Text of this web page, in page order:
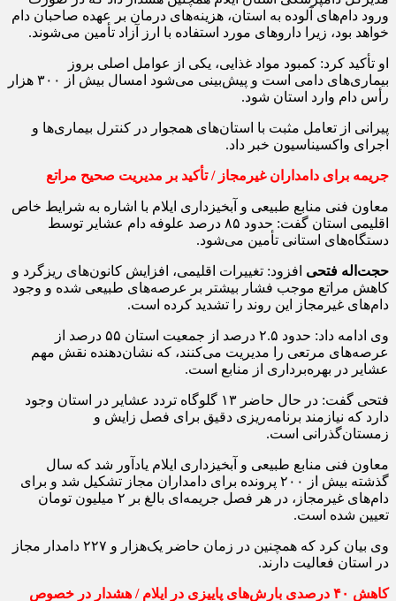
ورود دام‌های آلوده به استان، هزینه‌های درمان بر عهده صاحبان دام
خواهد بود، زیرا داروهای مورد استفاده با ارز آزاد تأمین می‌شوند.
او تأکید کرد: کمبود مواد غذایی، یکی از عوامل اصلی بروز
بیماری‌های دامی است و پیش‌بینی می‌شود امسال بیش از ۳۰۰ هزار
رأس دام وارد استان شود.
پیرانی از تعامل مثبت با استان‌های همجوار در کنترل بیماری‌ها و
اجرای واکسیناسیون خبر داد.
جریمه برای دامداران غیرمجاز / تأکید بر مدیریت صحیح مراتع
معاون فنی منابع طبیعی و آبخیزداری ایلام با اشاره به شرایط خاص
اقلیمی استان گفت: حدود ۸۵ درصد علوفه دام عشایر توسط
دستگاه‌های استانی تأمین می‌شود.
حجت‌اله فتحی افزود: تغییرات اقلیمی، افزایش کانون‌های ریزگرد و
کاهش مراتع موجب فشار بیشتر بر عرصه‌های طبیعی شده و وجود
دام‌های غیرمجاز این روند را تشدید کرده است.
وی ادامه داد: حدود ۲.۵ درصد از جمعیت استان ۵۵ درصد از
عرصه‌های مرتعی را مدیریت می‌کنند، که نشان‌دهنده نقش مهم
عشایر در بهره‌برداری از منابع است.
فتحی گفت: در حال حاضر ۱۳ گلوگاه تردد عشایر در استان وجود
دارد که نیازمند برنامه‌ریزی دقیق برای فصل زایش و
زمستان‌گذرانی است.
معاون فنی منابع طبیعی و آبخیزداری ایلام یادآور شد که سال
گذشته بیش از ۲۰۰ پرونده برای دامداران مجاز تشکیل شد و برای
دام‌های غیرمجاز، در هر فصل جریمه‌ای بالغ بر ۲ میلیون تومان
تعیین شده است.
وی بیان کرد که همچنین در زمان حاضر یک‌هزار و ۲۲۷ دامدار مجاز
در استان فعالیت دارند.
کاهش ۴۰ درصدی بارش‌های پاییزی در ایلام / هشدار در خصوص